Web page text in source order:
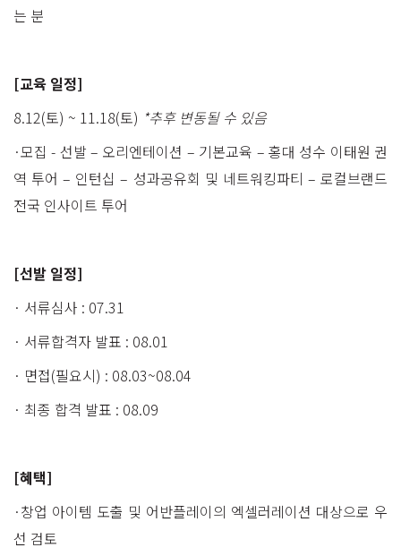
는 분
[교육 일정]
8.12(토) ~ 11.18(토) *추후 변동될 수 있음
·모집 - 선발 – 오리엔테이션 – 기본교육 – 홍대 성수 이태원 권
역 투어 – 인턴십 – 성과공유회 및 네트워킹파티 – 로컬브랜드
전국 인사이트 투어
[선발 일정]
· 서류심사 : 07.31
· 서류합격자 발표 : 08.01
· 면접(필요시) : 08.03~08.04
· 최종 합격 발표 : 08.09
[혜택]
·창업 아이템 도출 및 어반플레이의 엑셀러레이션 대상으로 우
선 검토